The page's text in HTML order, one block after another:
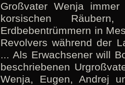
Großvater Wenja
korsischen
Erdbebentrümmern in
Revolvers während der
... Als Erwachsener will
beschriebenen
Wenja, Eugen, Andrej